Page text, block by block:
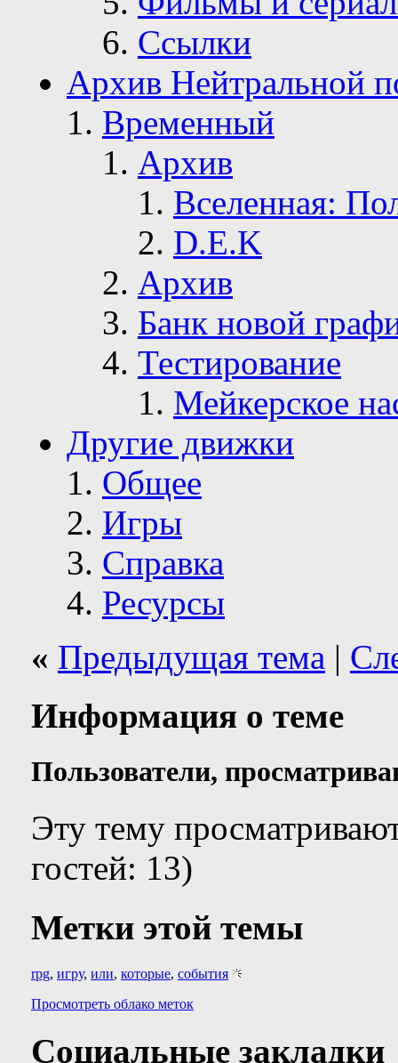
Ссылки
Архив Нейтральной
Временный
Архив
Вселенная:
D.E.K
Архив
Банк новой
Тестирование
Мейкерское
Другие движки
Общее
Игры
Справка
Ресурсы
« Предыдущая тема |
Информация о теме
Пользователи,
Эту тему
гостей: 13)
Метки этой темы
rpg, игру, или, которые, события
Просмотреть облако меток
Социальные закладки